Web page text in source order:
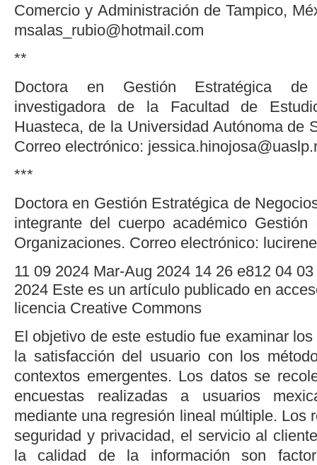
Comercio y Administración de Tampico,
msalas_rubio@hotmail.com
**
Doctora en Gestión Estratégica de
investigadora de la Facultad de
Huasteca, de la Universidad Autónoma de
Correo electrónico:
***
Doctora en Gestión Estratégica de
integrante del cuerpo académico
Organizaciones. Correo electrónico:
11 09 2024 Mar-Aug 2024 14 26 e812 04 03
2024 Este es un artículo publicado en
licencia Creative Commons
El objetivo de este estudio fue examinar
la satisfacción del usuario con los
contextos emergentes. Los datos se
encuestas realizadas a usuarios
mediante una regresión lineal múltiple. Los
seguridad y privacidad, el servicio al
la calidad de la información son